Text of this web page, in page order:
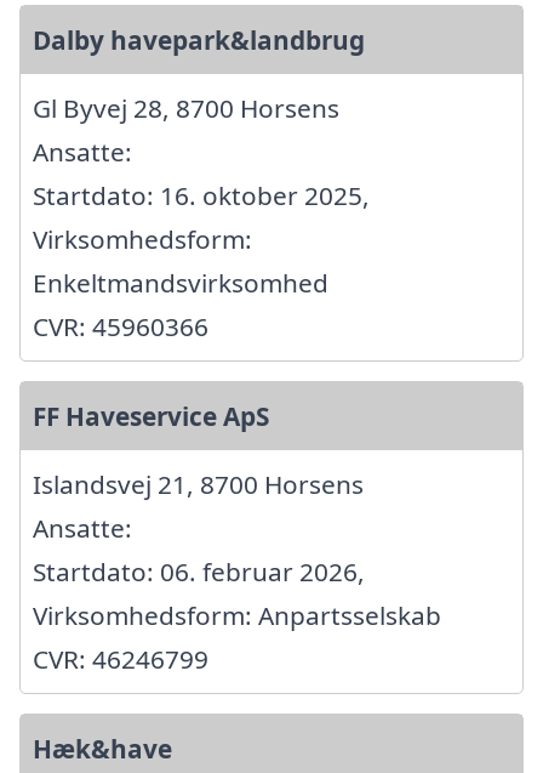
Dalby havepark&landbrug
Gl Byvej 28, 8700 Horsens
Ansatte:
Startdato: 16. oktober 2025,
Virksomhedsform:
Enkeltmandsvirksomhed
CVR: 45960366
FF Haveservice ApS
Islandsvej 21, 8700 Horsens
Ansatte:
Startdato: 06. februar 2026,
Virksomhedsform: Anpartsselskab
CVR: 46246799
Hæk&have